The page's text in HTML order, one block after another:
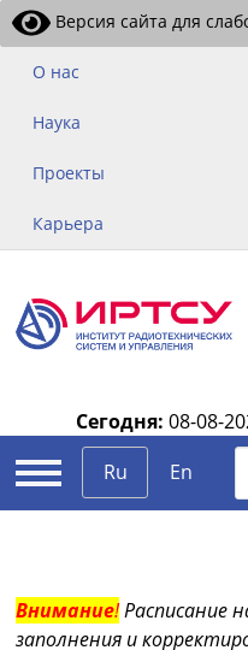
Версия сайта для
О нас
Наука
Проекты
Карьера
Сегодня: 08-08-
Ru
En
Внимание!Расписание
заполнения и